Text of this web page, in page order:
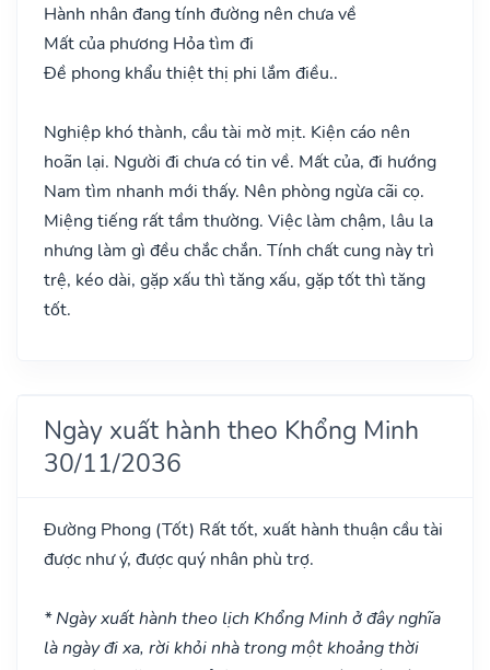
Hành nhân đang tính đường nên chưa về
Mất của phương Hỏa tìm đi
Đề phong khẩu thiệt thị phi lắm điều..
Nghiệp khó thành, cầu tài mờ mịt. Kiện cáo nên
hoãn lại. Người đi chưa có tin về. Mất của, đi hướng
Nam tìm nhanh mới thấy. Nên phòng ngừa cãi cọ.
Miệng tiếng rất tầm thường. Việc làm chậm, lâu la
nhưng làm gì đều chắc chắn. Tính chất cung này trì
trệ, kéo dài, gặp xấu thì tăng xấu, gặp tốt thì tăng
tốt.
Ngày xuất hành theo Khổng Minh
30/11/2036
Đường Phong (Tốt) Rất tốt, xuất hành thuận cầu tài
được như ý, được quý nhân phù trợ.
* Ngày xuất hành theo lịch Khổng Minh ở đây nghĩa
là ngày đi xa, rời khỏi nhà trong một khoảng thời